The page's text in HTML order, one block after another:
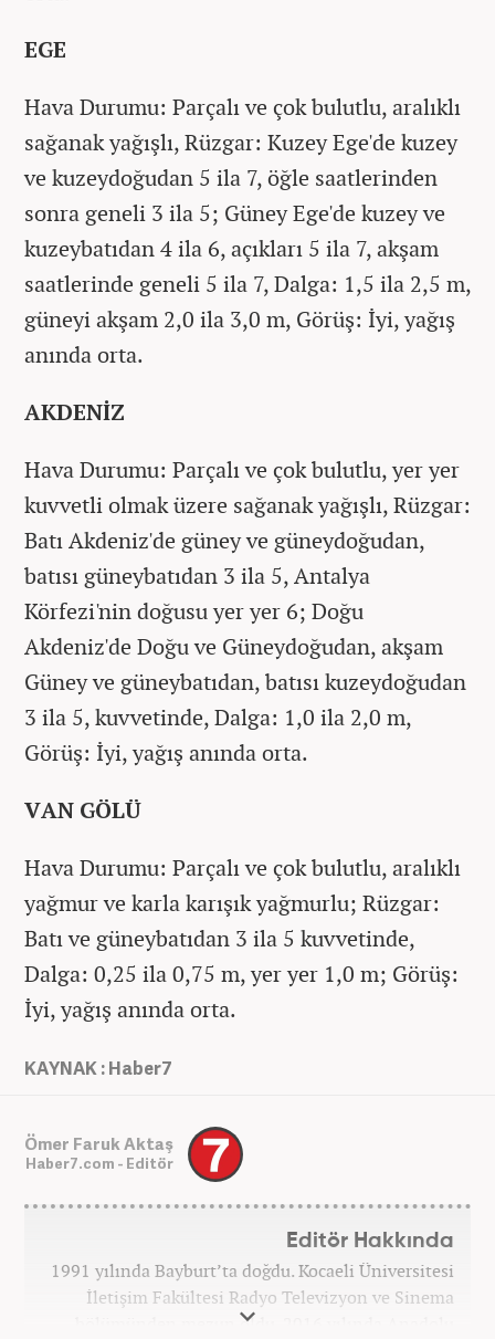
EGE
Hava Durumu: Parçalı ve çok bulutlu, aralıklı
sağanak yağışlı, Rüzgar: Kuzey Ege'de kuzey
ve kuzeydoğudan 5 ila 7, öğle saatlerinden
sonra geneli 3 ila 5; Güney Ege'de kuzey ve
kuzeybatıdan 4 ila 6, açıkları 5 ila 7, akşam
saatlerinde geneli 5 ila 7, Dalga: 1,5 ila 2,5 m,
güneyi akşam 2,0 ila 3,0 m, Görüş: İyi, yağış
anında orta.
AKDENİZ
Hava Durumu: Parçalı ve çok bulutlu, yer yer
kuvvetli olmak üzere sağanak yağışlı, Rüzgar:
Batı Akdeniz'de güney ve güneydoğudan,
batısı güneybatıdan 3 ila 5, Antalya
Körfezi'nin doğusu yer yer 6; Doğu
Akdeniz'de Doğu ve Güneydoğudan, akşam
Güney ve güneybatıdan, batısı kuzeydoğudan
3 ila 5, kuvvetinde, Dalga: 1,0 ila 2,0 m,
Görüş: İyi, yağış anında orta.
VAN GÖLÜ
Hava Durumu: Parçalı ve çok bulutlu, aralıklı
yağmur ve karla karışık yağmurlu; Rüzgar:
Batı ve güneybatıdan 3 ila 5 kuvvetinde,
Dalga: 0,25 ila 0,75 m, yer yer 1,0 m; Görüş:
İyi, yağış anında orta.
KAYNAK : Haber7
Ömer Faruk Aktaş
Haber7.com - Editör
Editör Hakkında
1991 yılında Bayburt’ta doğdu. Kocaeli Üniversitesi
İletişim Fakültesi Radyo Televizyon ve Sinema
bölümünden mezun oldu. 2016 yılında Anadolu